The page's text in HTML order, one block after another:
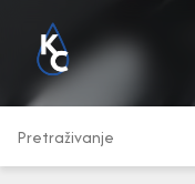
Pogledaj sve